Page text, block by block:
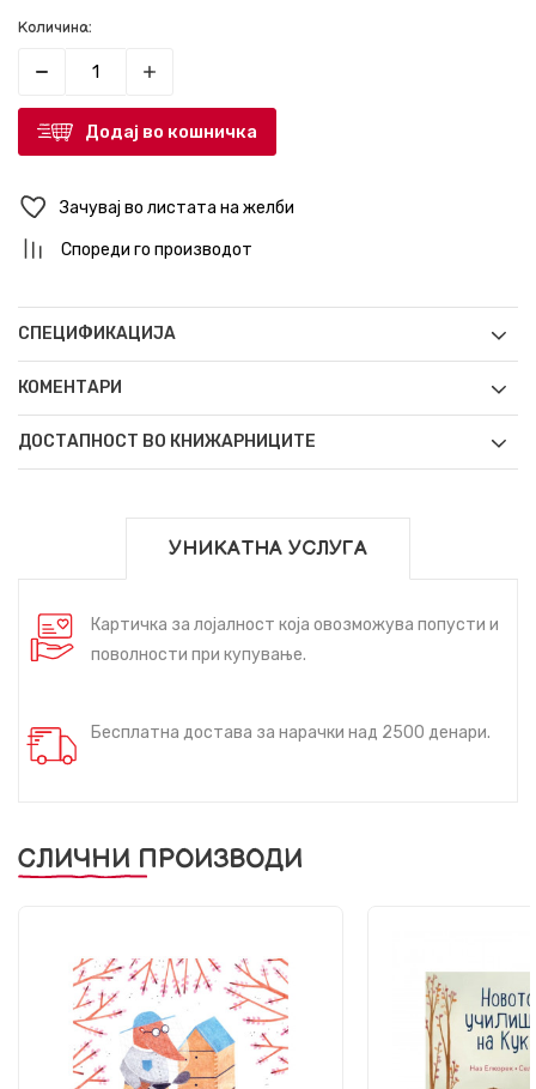
Количина:
Додај во кошничка
Зачувај во листата на желби
Спореди го производот
СПЕЦИФИКАЦИЈА
КОМЕНТАРИ
ДОСТАПНОСТ ВО КНИЖАРНИЦИТЕ
УНИКАТНА УСЛУГА
Картичка за лојалност која овозможува попусти и
поволности при купување.
Бесплатна достава за нарачки над 2500 денари.
СЛИЧНИ ПРОИЗВОДИ